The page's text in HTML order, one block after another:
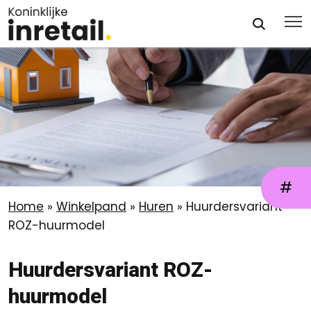
Home » Winkelpand » Huren » Huurdersvariant
ROZ-huurmodel
Huurdersvariant ROZ-
huurmodel
#